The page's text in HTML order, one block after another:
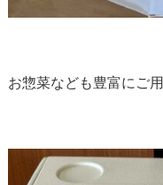
お惣菜なども豊富にご